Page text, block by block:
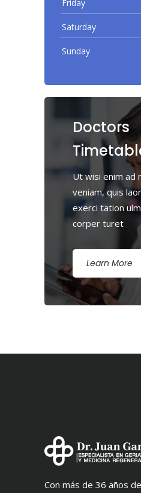
Friday
Saturday
Sunday
Doctors
Ut wisi enim ad
veniam, quis
exerci tation
corper turet
Learn More
Con más de 36 años